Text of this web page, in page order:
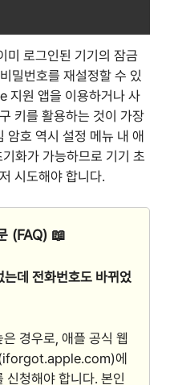
미 로그인된 기기의 잠금
밀번호를 재설정할 수 있
지원 앱을 이용하거나 사
키를 활용하는 것이 가장
암호 역시 설정 메뉴 내 애
화가 가능하므로 기기 초
시도해야 합니다.
(FAQ) 📖
데 전화번호도 바뀌었
경우로, 애플 공식 웹
(iforgot.apple.com)에
신청해야 합니다. 본인